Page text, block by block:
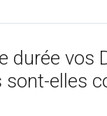
durée vos
sont-elles